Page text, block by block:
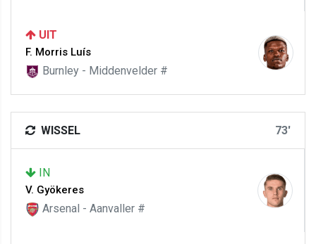
UIT
F. Morris Luís
Burnley - Middenvelder #
WISSEL 73'
IN
V. Gyökeres
Arsenal - Aanvaller #